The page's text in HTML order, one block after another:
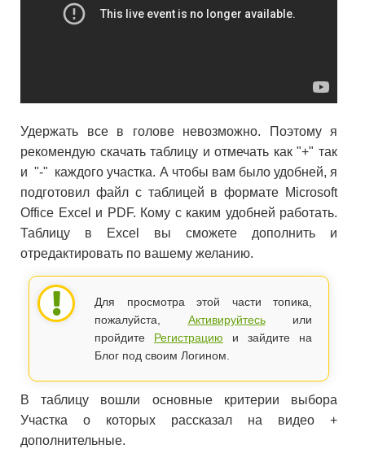
Удержать все в голове невозможно. Поэтому я
рекомендую скачать таблицу и отмечать как "+" так
и "-" каждого участка. А чтобы вам было удобней, я
подготовил файл с таблицей в формате Microsoft
Office Excel и PDF. Кому с каким удобней работать.
Таблицу в Excel вы сможете дополнить и
отредактировать по вашему желанию.
Для просмотра этой части топика,
пожалуйста, Активируйтесьили
пройдите Регистрацию и зайдите на
Блог под своим Логином.
В таблицу вошли основные критерии выбора
Участка о которых рассказал на видео +
дополнительные.